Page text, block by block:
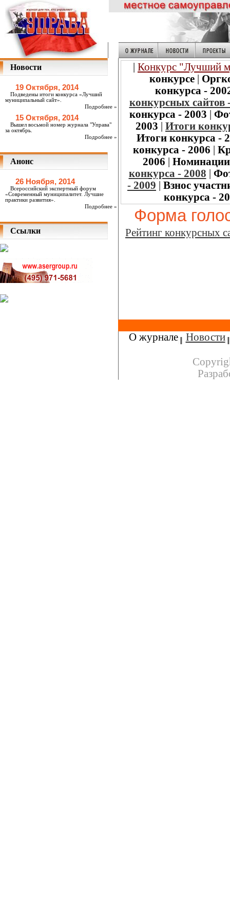
Новости
19 Октября, 2014
Подведены итоги конкурса «Лучший
муниципальный сайт».
Подробнее »
15 Октября, 2014
Вышел восьмой номер журнала "Управа"
за октябрь.
Подробнее »
Анонс
26 Ноября, 2014
Всероссийский экспертный форум
«Современный муниципалитет. Лучшие
практики развития».
Подробнее »
Ссылки
Конкурс "Лучший
конкурсе
конкурса -
конкурсных сайтов
конкурса - 2003
2003
Итоги
Итоги конкурса -
конкурса - 2006
2006
Номинации
конкурса - 2008
- 2009
Взнос
конкурса -
Форма
Рейтинг конкурсных
О журнале Новости